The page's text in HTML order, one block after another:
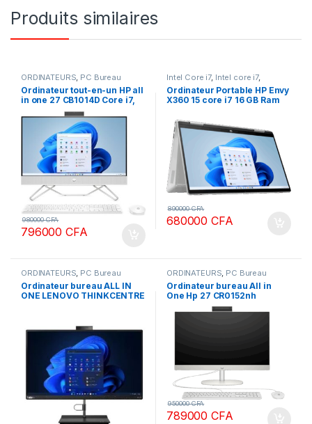
Produits similaires
ORDINATEURS, PC Bureau
Ordinateur tout-en-un HP all
in one 27 CB1014D Core i7,
16 Go de RAM, 256 Go de
SSD + 1 To de disque dur,
Windows 11, écran tactile,
bleu nébuleuse
796000CFA
980000CFA
Intel Core i7, Intel core i7,
ORDINATEURS PC Portables
Ordinateur Portable HP Envy
X360 15 core i7 16 GB Ram
tactile 15.6 pouces
680000CFA
890000CFA
ORDINATEURS, PC Bureau
Ordinateur bureau ALL IN
ONE LENOVO THINKCENTRE
SSD ECRAN 27 Pouces
Windows 11 Pro
ORDINATEURS, PC Bureau
Ordinateur bureau All in
One Hp 27 CR0152nh
CR0153nh Intel Core i7
13ème Gen 16 Go DDR4 RAM
789000CFA
950000CFA